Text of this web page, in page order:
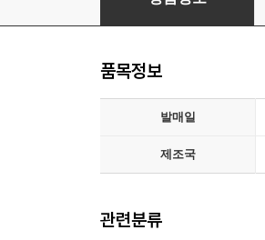
품목정보
발매일
제조국
관련분류